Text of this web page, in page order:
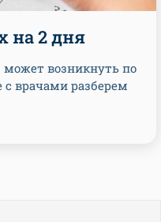
на 2 дня
возникнуть по
врачами разберем